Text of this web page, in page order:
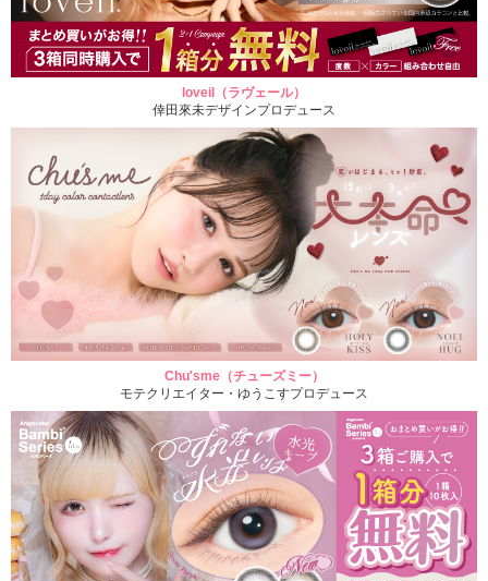
loveil（ラヴェール）
倖田來未デザインプロデュース
Chu'sme（チューズミー）
モテクリエイター・ゆうこすプロデュース